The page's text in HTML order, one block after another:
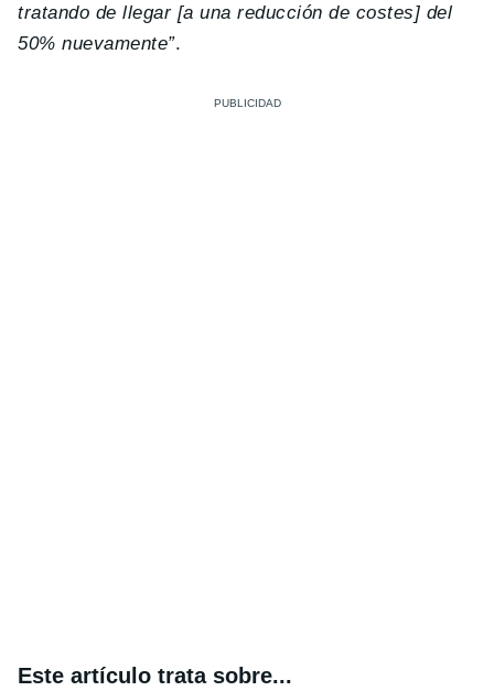
tratando de llegar [a una reducción de costes] del
50% nuevamente”.
Este artículo trata sobre...